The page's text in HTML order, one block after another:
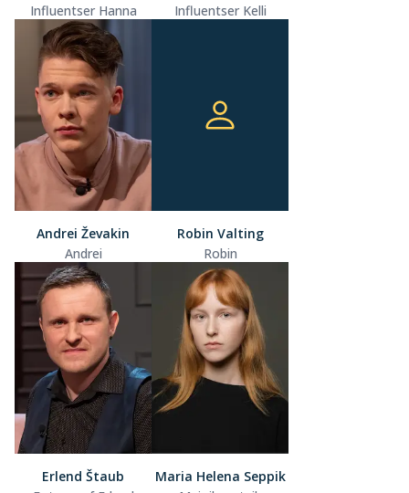
Influentser Hanna
Influentser Kelli
Andrei Ževakin
Andrei
Robin Valting
Robin
Erlend Štaub
Maria Helena Seppik